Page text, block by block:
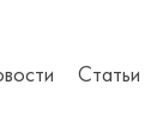
Статьи